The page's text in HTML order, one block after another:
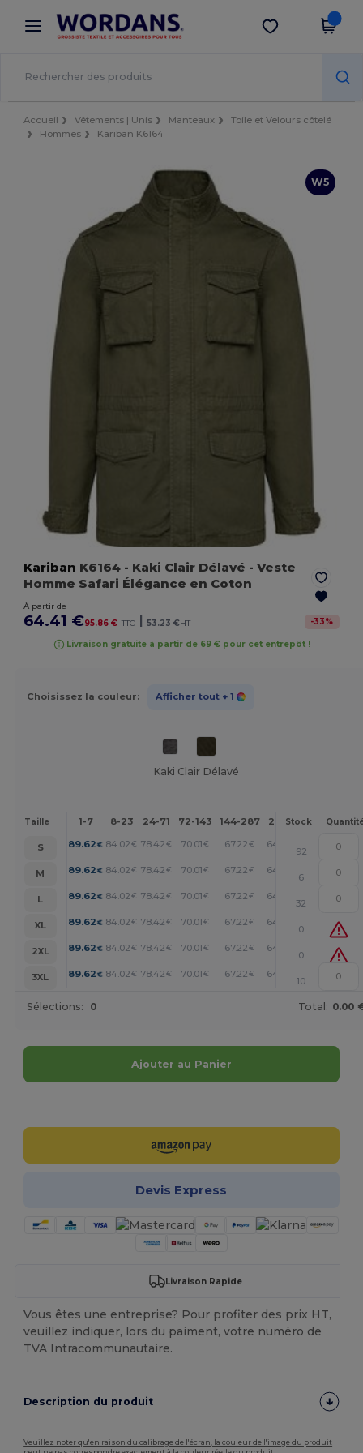
× Appli Wordans
Meilleurs prix sur l’app !
Obtenir l'appli
Accueil Vêtements | Unis Manteaux
Toile et Velours côtelé
Hommes
Kariban K6164
W5
Kariban K6164 - Kaki Clair Délavé - Veste
Homme Safari Élégance en Coton
À partir de
64.41 €95.86 € TTC | 53.23 €HT -33%
Livraison gratuite à partir de 69 € pour cet entrepôt !
Choisissez la couleur: Afficher tout + 1
Kaki Clair Délavé
Taille 1-7 8-23 24-71 72-143 144-287 288 + Plus
Stock
S 89.62 € 84.02 € 78.42 € 70.01€ 67.22 € 64.41
92
M
89.62 € 84.02 € 78.42 € 70.01€ 67.22 € 64.41
6
L
89.62 € 84.02 € 78.42 € 70.01€ 67.22 € 64.41
32
XL
89.62 € 84.02 € 78.42 € 70.01€ 67.22 € 64.41
0
2XL
89.62 € 84.02 € 78.42 € 70.01€ 67.22 € 64.41
0
3XL
89.62 € 84.02 € 78.42 € 70.01€ 67.22 € 64.41
10
Sélections: 0 Total: 0.00
Ajouter au Panier
Devis Express
Livraison Rapide
Vous êtes une entreprise? Pour profiter des prix HT,
veuillez indiquer, lors du paiment, votre numéro de
TVA Intracommunautaire.
Description du produit
Veuillez noter qu'en raison du calibrage de l'écran, la couleur de l'image du produit